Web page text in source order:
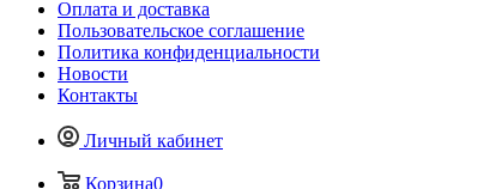
Оплата и доставка
Пользовательское соглашение
Политика конфиденциальности
Новости
Контакты
Личный кабинет
Корзина0